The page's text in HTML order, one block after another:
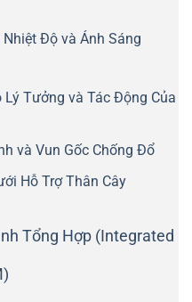
Nhiệt Độ và Ánh Sáng
Lý Tưởng và Tác Động Của
và Vun Gốc Chống Đổ
Hỗ Trợ Thân Cây
Tổng Hợp (Integrated